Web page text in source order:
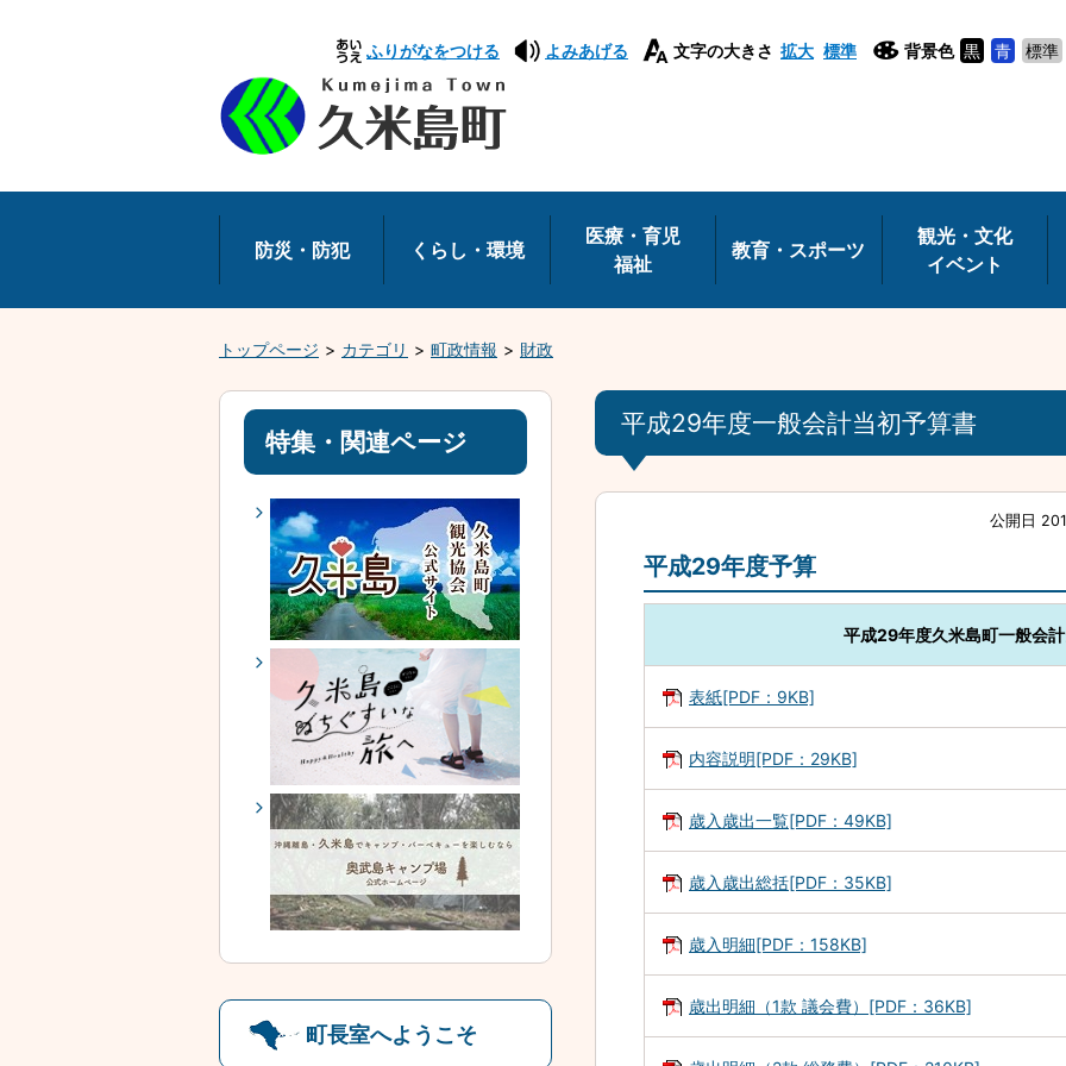
本
文
へ
移
動
ふりがなをつける よみあげる 文字の大きさ 拡大 標準 背景色 黒 青 標準
防災・防犯 くらし・環境
医療・育児
福祉
教育・スポーツ
観光・文化
イベント
トップページ カテゴリ 町政情報 財政
平成29年度一般会計当初予算書
公開日
平成29年度予算
平成29年度久米島町一般会
表紙[PDF：9KB]
内容説明[PDF：29KB]
歳入歳出一覧[PDF：49KB]
歳入歳出総括[PDF：35KB]
歳入明細[PDF：158KB]
歳出明細（1款 議会費）[PDF：36KB]
特集・関連ページ
町長室へようこそ